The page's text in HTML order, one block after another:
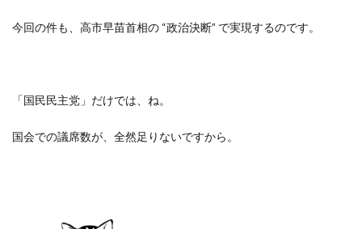
今回の件も、高市早苗首相の “政治決断” で実現するのです。
「国民民主党」だけでは、ね。
国会での議席数が、全然足りないですから。